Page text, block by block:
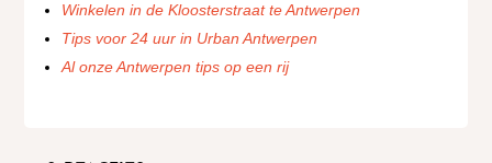
Winkelen in de Kloosterstraat te Antwerpen
Tips voor 24 uur in Urban Antwerpen
Al onze Antwerpen tips op een rij